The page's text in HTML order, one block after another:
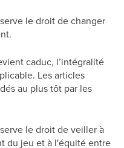
le droit de changer
caduc, l’intégralité
Les articles
au plus tôt par les
le droit de veiller à
du jeu et à l'équité entre